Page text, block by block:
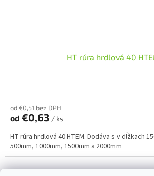
HT rúra hrdlová 40
od €0,51 bez DPH
od €0,63 / ks
HT rúra hrdlová 40 HTEM. Dodáva s v dĺžkach
500mm, 1000mm, 1500mm a 2000mm